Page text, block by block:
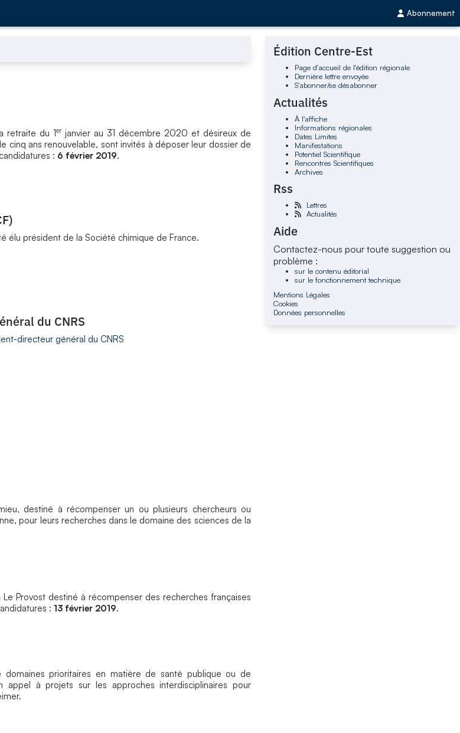
Abonnement
retraite du 1er janvier au 31 décembre 2020 et désireux de
cinq ans renouvelable, sont invités à déposer leur dossier de
: 6 février 2019.
élu président de la Société chimique de France.
du CNRS
directeur général du CNRS
destiné à récompenser un ou plusieurs chercheurs ou
pour leurs recherches dans le domaine des sciences de la
Provost destiné à récompenser des recherches françaises
: 13 février 2019.
prioritaires en matière de santé publique ou de
appel à projets sur les approches interdisciplinaires pour
Édition Centre-Est
Page d'accueil de l'édition régionale
Dernière lettre envoyée
S'abonner/se désabonner
Actualités
À l'affiche
Informations régionales
Dates Limites
Manifestations
Potentiel Scientifique
Rencontres Scientifiques
Archives
Rss
Lettres
Actualités
Aide
Contactez-nous pour toute suggestion ou
problème :
sur le contenu éditorial
sur le fonctionnement technique
Mentions Légales
Cookies
Données personnelles